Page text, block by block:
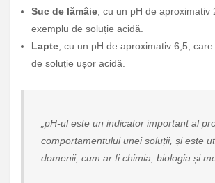
Suc de lămâie , cu un pH de
exemplu de soluție acidă.
Lapte , cu un pH de aproximativ 6,5,
de soluție ușor acidă.
„pH-ul este un indicator important al
comportamentului unei soluții, și este
domenii, cum ar fi chimia, biologia și